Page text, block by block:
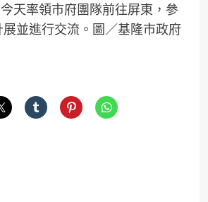
天率領市府團隊前往屏東，參
並進行交流。圖／基隆市政府